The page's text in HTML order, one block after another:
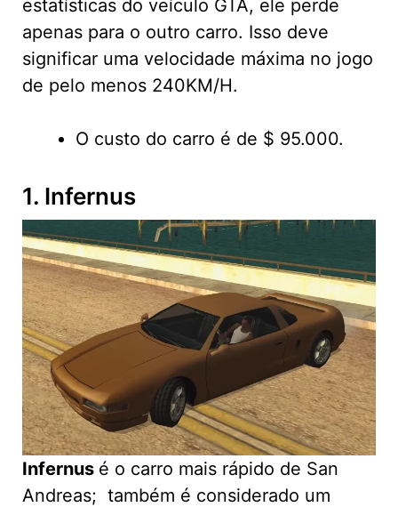
estatísticas do veículo GTA, ele perde
apenas para o outro carro. Isso deve
significar uma velocidade máxima no jogo
de pelo menos 240KM/H.
O custo do carro é de $ 95.000.
1. Infernus
Infernus é o carro mais rápido de San
Andreas; também é considerado um